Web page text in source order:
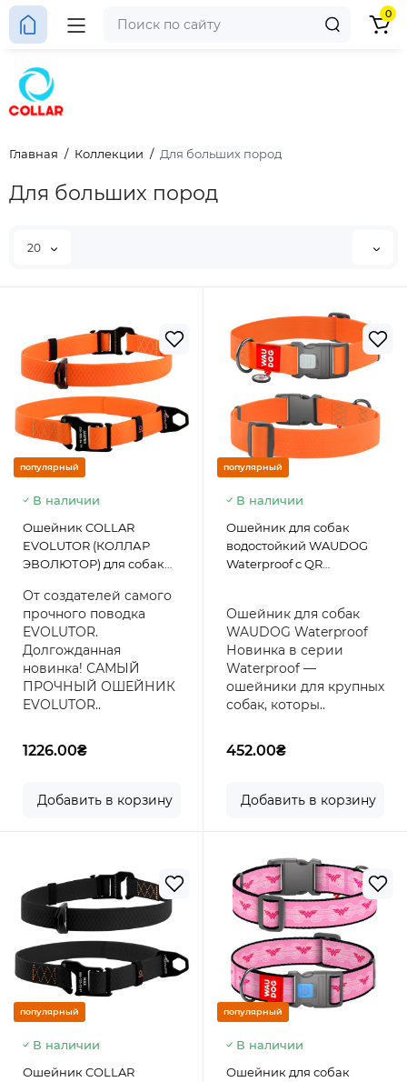
0
Главная Коллекции Для больших пород
Для больших пород
20
популярный
В наличии
Ошейник COLLAR
EVOLUTOR (КОЛЛАР
ЭВОЛЮТОР) для собак
ОЧЕНЬ крупных пород,
пряжка из
высокопрочного
авиационного алюминия
с площадкой для
гравировки, 25-70 см,
Оранжевый
От создателей самого
прочного поводка
EVOLUTOR.
Долгожданная
новинка! САМЫЙ
ПРОЧНЫЙ ОШЕЙНИК
EVOLUTOR..
1226.00₴
Добавить в корзину
популярный
В наличии
Ошейник для собак
водостойкий WAUDOG
Waterproof c QR
размер XXL, 46-70 см 40
мм
Ошейник для собак
WAUDOG Waterproof
Новинка в серии
Waterproof —
ошейники для крупных
собак, которы..
452.00₴
Добавить в корзину
популярный
В наличии
Ошейник COLLAR
популярный
В наличии
Ошейник для собак